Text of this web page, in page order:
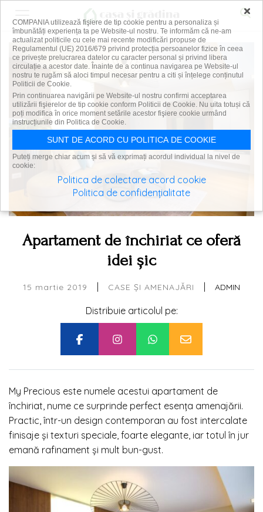
Apartament de închiriat ce oferă
idei șic
15 martie 2019 CASE ȘI AMENAJĂRI ADMIN
Distribuie articolul pe:
My Precious este numele acestui apartament de
închiriat, nume ce surprinde perfect esența amenajării.
Practic, într-un design contemporan au fost intercalate
finisaje şi texturi speciale, foarte elegante, iar totul în jur
emană rafinament și mult bun-gust.
×
COMPANIA utilizează fişiere de tip cookie pentru a personaliza și
îmbunătăți experiența ta pe Website-ul nostru. Te informăm că ne-am
actualizat politicile cu cele mai recente modificări propuse de
Regulamentul (UE) 2016/679 privind protecția persoanelor fizice în ceea
ce privește prelucrarea datelor cu caracter personal și privind libera
circulație a acestor date. Înainte de a continua navigarea pe Website-ul
nostru te rugăm să aloci timpul necesar pentru a citi și înțelege conținutul
Politicii de Cookie.
Prin continuarea navigării pe Website-ul nostru confirmi acceptarea
utilizării fişierelor de tip cookie conform Politicii de Cookie. Nu uita totuși că
poți modifica în orice moment setările acestor fişiere cookie urmând
instrucțiunile din Politica de Cookie.
SUNT DE ACORD CU POLITICA DE COOKIE
Puteți merge chiar acum și să vă exprimați acordul individual la nivel de
cookie:
Politica de colectare acord cookie
Politica de confidențialitate